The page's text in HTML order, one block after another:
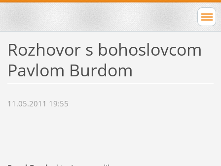
Rozhovor s bohoslovcom
Pavlom Burdom
11.05.2011 19:55